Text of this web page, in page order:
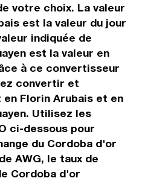
votre choix. La valeur
est la valeur du jour
indiquée de
est la valeur en
à ce convertisseur
convertir et
Florin Arubais et en
Utilisez les
ci-dessous pour
du Cordoba d'or
AWG, le taux de
Cordoba d'or